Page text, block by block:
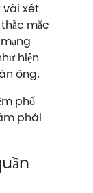
vài xét
mắc
hiện
ông.
phổ
phái